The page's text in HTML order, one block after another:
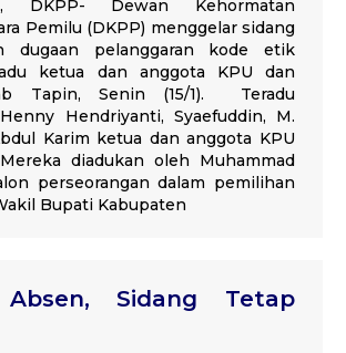
DKPP- Dewan Kehormatan
Pemilu (DKPP) menggelar sidang
dugaan pelanggaran kode etik
ketua dan anggota KPU dan
Tapin, Senin (15/1). Teradu
Hendriyanti, Syaefuddin, M.
Karim ketua dan anggota KPU
diadukan oleh Muhammad
perseorangan dalam pemilihan
Bupati Kabupaten
Sidang Tetap